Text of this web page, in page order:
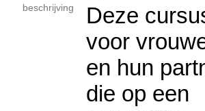
beschrijving
Deze
voor
en hun
die op een